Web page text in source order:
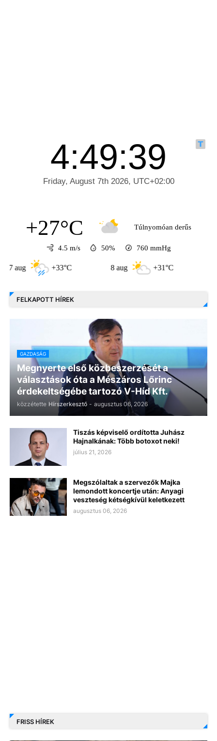
+27°C Túlnyomóan derűs
4.5 m/s 50% 760 mmHg
+33°C +31°C
FELKAPOTT HÍREK
GAZDASÁG
Megnyerte első közbeszerzését a
választások óta a Mészáros Lőrinc
érdekeltségébe tartozó V-Híd Kft.
közzétette Hírszerkesztő - augusztus 06, 2026
Tiszás képviselő ordította Juhász
Hajnalkának: Több botoxot neki!
július 21, 2026
Megszólaltak a szervezők Majka
lemondott koncertje után: Anyagi
veszteség kétségkívül keletkezett
augusztus 06, 2026
FRISS HÍREK